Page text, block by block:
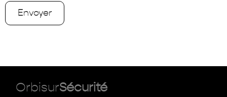
OrbisurSécurité